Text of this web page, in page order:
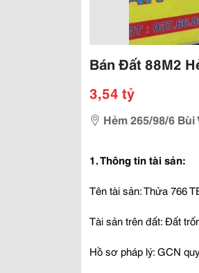
Bán Đất 88M2
3,54 tỷ
Hẻm 265/98/6
1. Thông tin tài sản:
Tên tài sản: Thửa 766
Tài sản trên đất: Đất
Hồ sơ pháp lý: GCN